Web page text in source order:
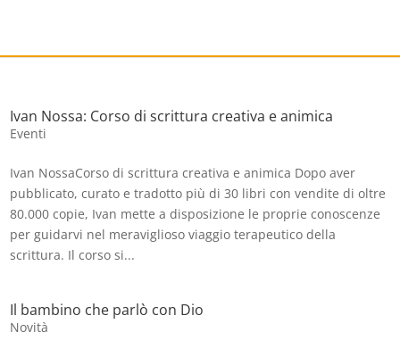
Ivan Nossa: Corso di scrittura creativa e animica
Eventi
Ivan NossaCorso di scrittura creativa e animica Dopo aver
pubblicato, curato e tradotto più di 30 libri con vendite di oltre
80.000 copie, Ivan mette a disposizione le proprie conoscenze
per guidarvi nel meraviglioso viaggio terapeutico della
scrittura. Il corso si...
Il bambino che parlò con Dio
Novità